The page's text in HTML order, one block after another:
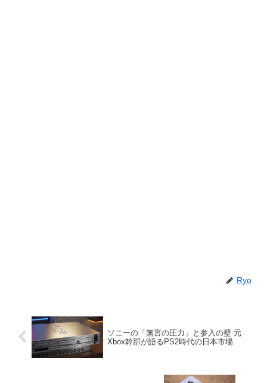
Ryo
ソニーの「無言の圧力」と参入の壁 元
Xbox幹部が語るPS2時代の日本市場